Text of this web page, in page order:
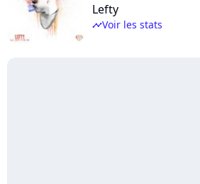
Lefty
timelineVoir les stats